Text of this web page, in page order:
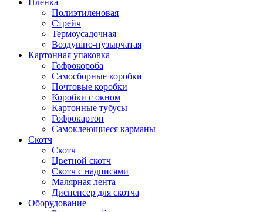
Пленка
Полиэтиленовая
Стрейч
Термоусадочная
Воздушно-пузырчатая
Картонная упаковка
Гофрокороба
Самосборные коробки
Почтовые коробки
Коробки с окном
Картонные тубусы
Гофрокартон
Самоклеющиеся карманы
Скотч
Скотч
Цветной скотч
Скотч с надписями
Малярная лента
Диспенсер для скотча
Оборудование